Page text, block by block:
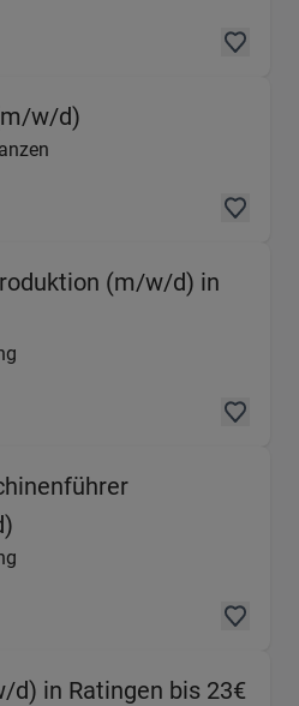
w/d)
(m/w/d) in
in Ratingen bis 23€